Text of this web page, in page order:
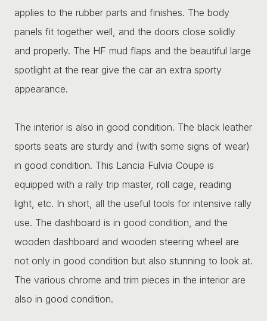
applies to the rubber parts and finishes. The body
panels fit together well, and the doors close solidly
and properly. The HF mud flaps and the beautiful large
spotlight at the rear give the car an extra sporty
appearance.
The interior is also in good condition. The black leather
sports seats are sturdy and (with some signs of wear)
in good condition. This Lancia Fulvia Coupe is
equipped with a rally trip master, roll cage, reading
light, etc. In short, all the useful tools for intensive rally
use. The dashboard is in good condition, and the
wooden dashboard and wooden steering wheel are
not only in good condition but also stunning to look at.
The various chrome and trim pieces in the interior are
also in good condition.